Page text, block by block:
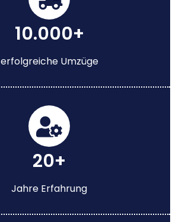
10.000+
erfolgreiche Umzüge
20+
Jahre Erfahrung